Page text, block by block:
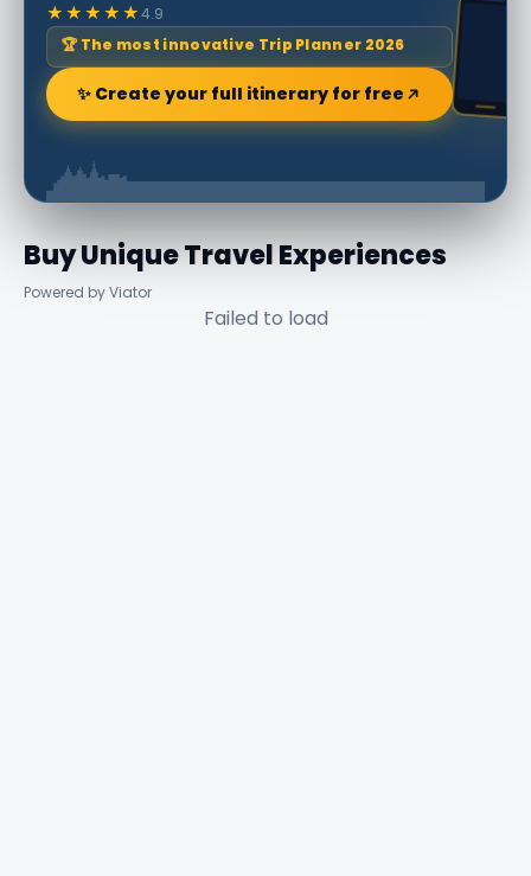
★★★★★4.9
🏆 The most innovative Trip Planner 2026
✨ Create your full itinerary for free
Buy Unique Travel Experiences
Powered by Viator
Failed to load